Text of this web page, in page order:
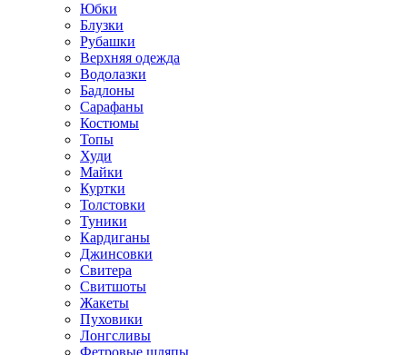
Юбки
Блузки
Рубашки
Верхняя одежда
Водолазки
Бадлоны
Сарафаны
Костюмы
Топы
Худи
Майки
Куртки
Толстовки
Туники
Кардиганы
Джинсовки
Свитера
Свитшоты
Жакеты
Пуховики
Лонгсливы
Фетровые шляпы